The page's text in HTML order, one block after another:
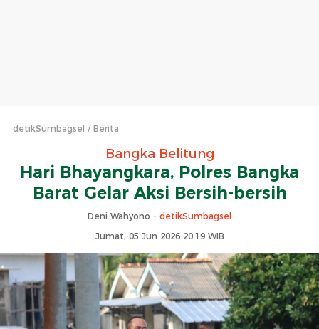
detikSumbagsel Berita
Bangka Belitung
Hari Bhayangkara, Polres Bangka
Barat Gelar Aksi Bersih-bersih
Deni Wahyono - detikSumbagsel
Jumat, 05 Jun 2026 20:19 WIB